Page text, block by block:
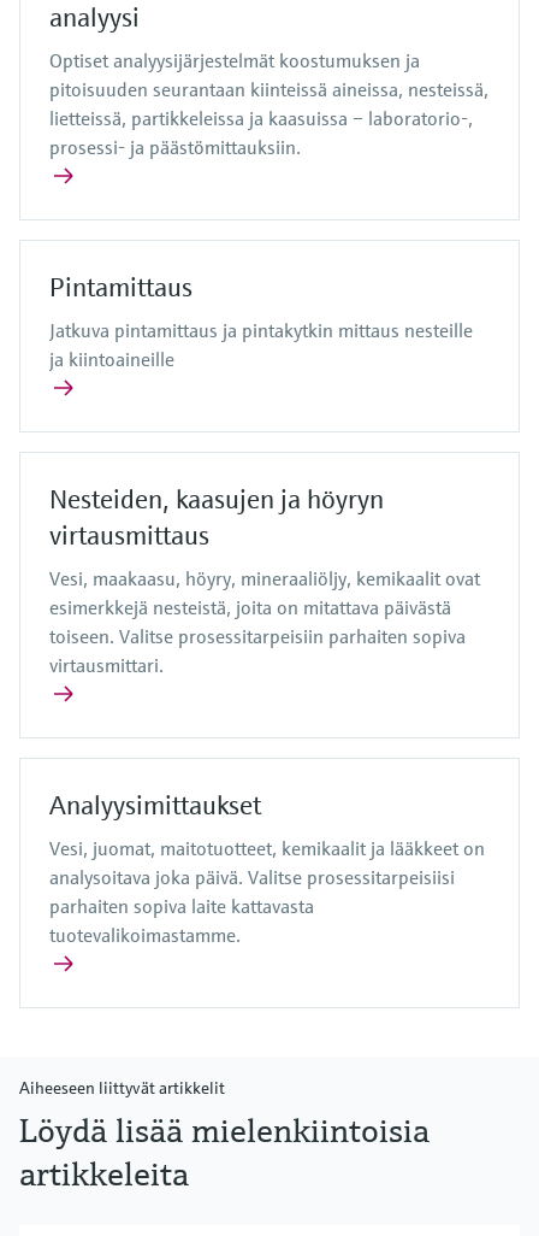
analyysi
Optiset analyysijärjestelmät koostumuksen ja
pitoisuuden seurantaan kiinteissä aineissa, nesteissä,
lietteissä, partikkeleissa ja kaasuissa – laboratorio-,
prosessi- ja päästömittauksiin.
Pintamittaus
Jatkuva pintamittaus ja pintakytkin mittaus nesteille
ja kiintoaineille
Nesteiden, kaasujen ja höyryn
virtausmittaus
Vesi, maakaasu, höyry, mineraaliöljy, kemikaalit ovat
esimerkkejä nesteistä, joita on mitattava päivästä
toiseen. Valitse prosessitarpeisiin parhaiten sopiva
virtausmittari.
Analyysimittaukset
Vesi, juomat, maitotuotteet, kemikaalit ja lääkkeet on
analysoitava joka päivä. Valitse prosessitarpeisiisi
parhaiten sopiva laite kattavasta
tuotevalikoimastamme.
Aiheeseen liittyvät artikkelit
Löydä lisää mielenkiintoisia
artikkeleita